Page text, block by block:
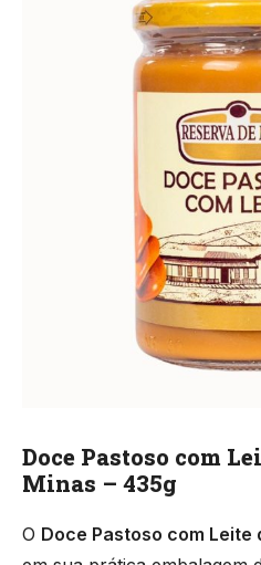
Doce Pastoso com
Minas – 435g
O Doce Pastoso com Leite